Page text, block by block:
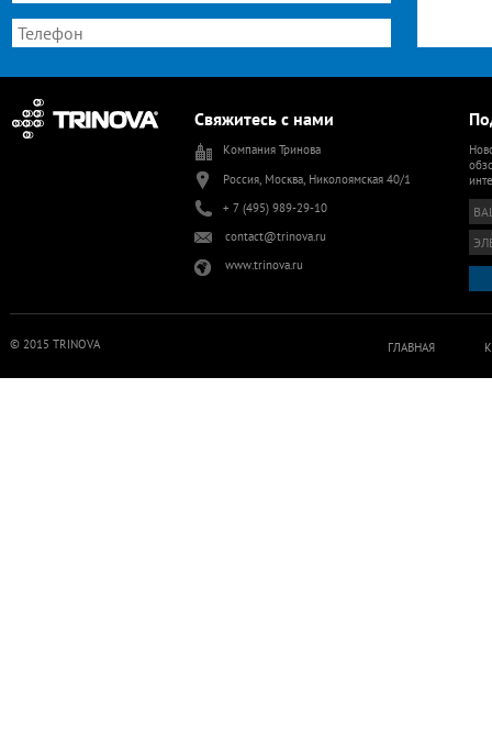
Свяжитесь с нами
Компания Тринова
Россия, Москва, Николоямская 40/1
+ 7 (495) 989-29-10
contact@trinova.ru
www.trinova.ru
ГЛАВНАЯ
© 2015 TRINOVA